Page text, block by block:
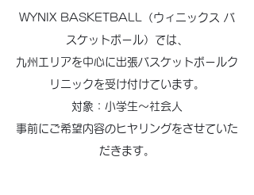
WYNIX BASKETBALL（ウィニックス バ
スケットボール）では、
九州エリアを中心に出張バスケットボールク
リニックを受け付けています。
​対象：小学生〜社会人
​事前にご希望内容のヒヤリングをさせていた
だきます。